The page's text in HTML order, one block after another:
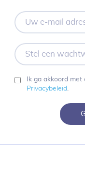
Ik ga akkoord met
Privacybeleid